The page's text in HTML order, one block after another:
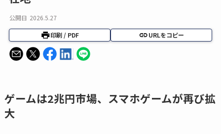
公開日 2026.5.27
印刷 / PDF URLをコピー
ゲームは2兆円市場、スマホゲームが再び拡
大